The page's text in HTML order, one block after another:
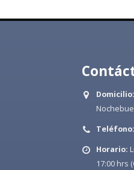
Domicilio:
Teléfono:
Horario:
17:00 hrs